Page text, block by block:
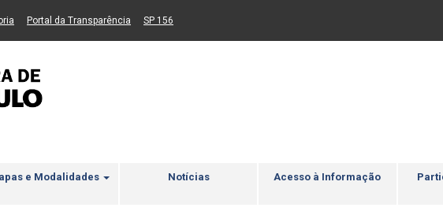
2 Ir para busca Ir para rodapé
um novo sítio)
(Link para um novo sítio)
Portal da Transparência (Link para um novo sítio)
SP 156
e Modalidades Notícias Acesso à Informação